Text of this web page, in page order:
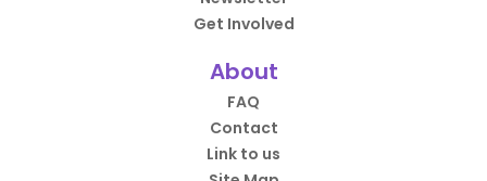
Get Involved
About
FAQ
Contact
Link to us